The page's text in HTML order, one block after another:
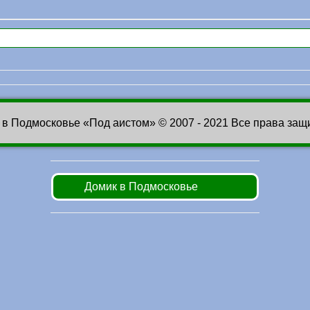
Подмосковье «Под аистом» © 2007 - 2021 Все права
Домик в Подмосковье